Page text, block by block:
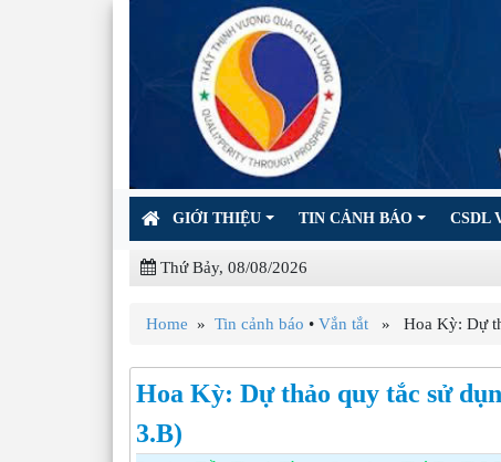
GIỚI THIỆU TIN CẢNH BÁO CSDL
Thứ Bảy, 08/08/2026
Home » Tin cảnh báo • Vắn tắt » Hoa Kỳ: Dự
Hoa Kỳ: Dự thảo quy tắc sử
3.B)